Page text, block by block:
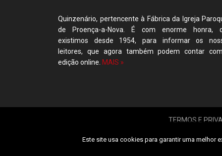
Quinzenário, pertencente à Fábrica da Igreja
de Proença-a-Nova. É com enorme honra,
existimos desde 1954, para informar os
leitores, que agora também podem contar
edição online. MAIS »
TERMOS E
Este site usa cookies para garantir uma melhor